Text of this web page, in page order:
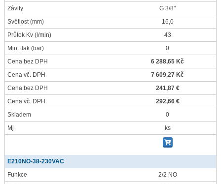
Závity
G 3/8"
Světlost(mm)
16,0
Průtok Kv (l/min)
43
Min. tlak (bar)
0
Cena bez DPH
6 288,65 Kč
Cena vč. DPH
7 609,27 Kč
Cena bez DPH
241,87 €
Cena vč. DPH
292,66 €
Skladem
0
Mj
ks
E210NO-38-230VAC
Funkce
2/2 NO